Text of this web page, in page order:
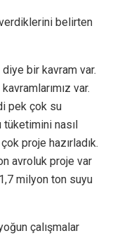
belirten
diye bir kavram var.
var.
pek çok su
tüketimini nasıl
proje hazırladık.
avroluk proje var
milyon ton suyu
çalışmalar